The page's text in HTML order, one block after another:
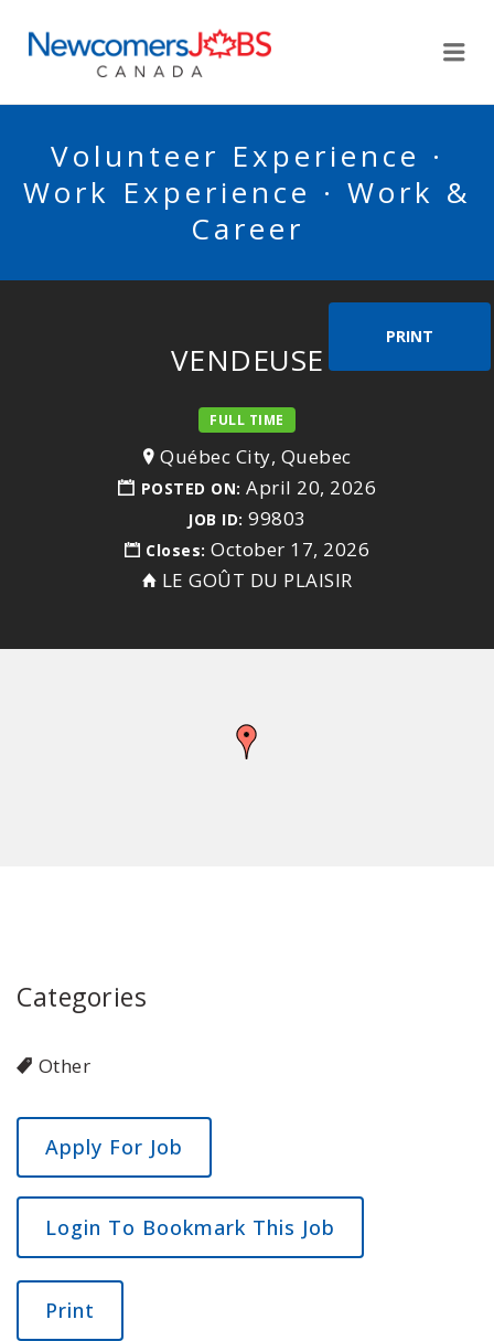
Volunteer Experience ·
Work Experience · Work &
Career
PRINT
VENDEUSE
FULL TIME
Québec City, Quebec
POSTED ON: April 20, 2026
JOB ID: 99803
Closes: October 17, 2026
LE GOÛT DU PLAISIR
Categories
Other
Login To Bookmark This Job
Print